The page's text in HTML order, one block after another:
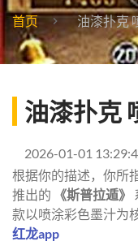
首页 油漆扑克
油漆扑克
2026-01-01
根据你的描述，你所
推出的
《斯普拉遁》
款以喷涂彩色墨汁为
红龙app